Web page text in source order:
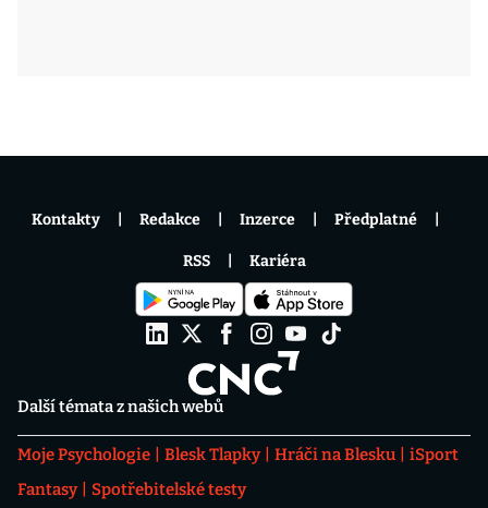
Další témata z našich webů
Moje Psychologie Blesk Tlapky Hráči na Blesku
iSport
Fantasy
Spotřebitelské testy
Kontakty Redakce Inzerce Předplatné
RSS Kariéra